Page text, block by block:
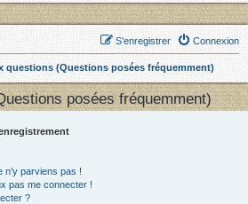
Connexion
S’enregistrer
questions (Questions posées fréquemment)
posées fréquemment)
n’y parviens pas !
pas me connecter !
?